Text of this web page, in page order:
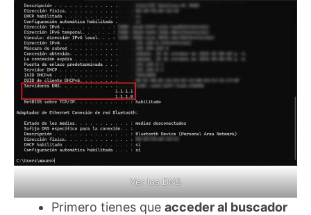
Ver los DNS
Primero tienes que acceder al buscador